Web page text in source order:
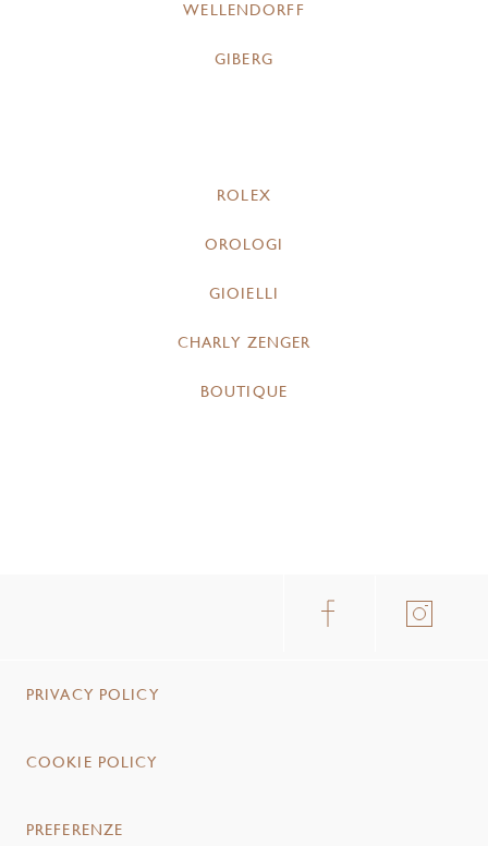
WELLENDORFF
GIBERG
ROLEX
OROLOGI
GIOIELLI
CHARLY ZENGER
BOUTIQUE
PRIVACY POLICY
COOKIE POLICY
PREFERENZE